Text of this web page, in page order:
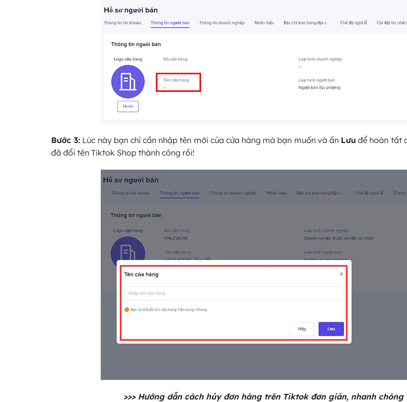
Bước 3: Lúc này bạn chỉ cần nhập tên mới của cửa hàng mà bạn muốn và ấn Lưu để hoàn tất
đã đổi tên Tiktok Shop thành công rồi!
>>> Hướng dẫn cách hủy đơn hàng trên Tiktok đơn giản, nhanh chóng